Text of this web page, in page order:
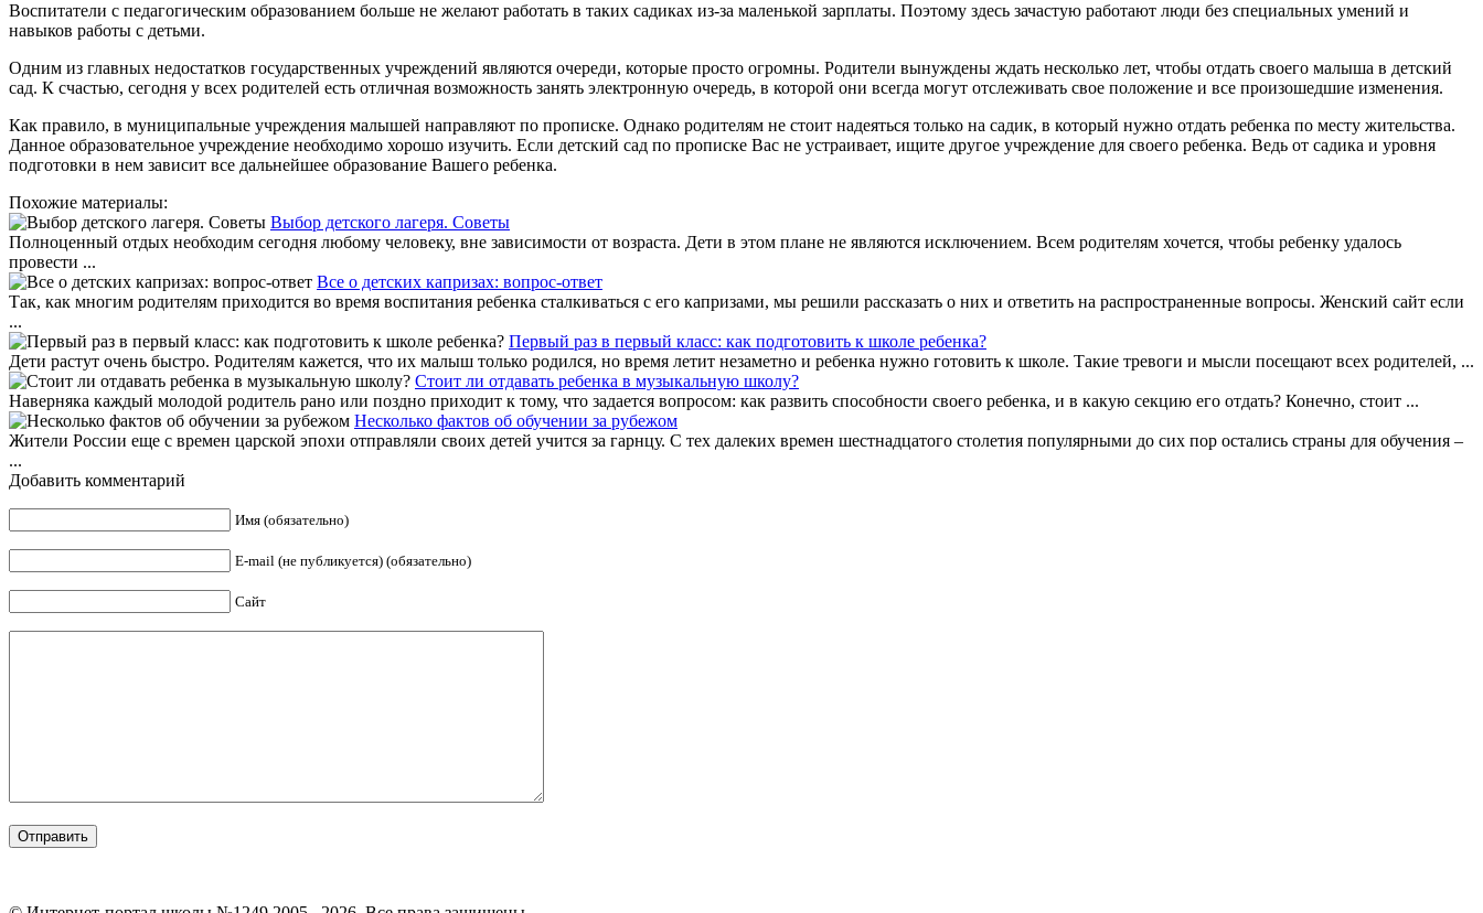
Воспитатели с педагогическим образованием больше не желают работать в таких садиках из-за маленькой зарплаты. Поэтому здесь зачастую работают люди без специальных умений и
навыков работы с детьми.
Одним из главных недостатков государственных учреждений являются очереди, которые просто огромны. Родители вынуждены ждать несколько лет, чтобы отдать своего малыша в детский
сад. К счастью, сегодня у всех родителей есть отличная возможность занять электронную очередь, в которой они всегда могут отслеживать свое положение и все произошедшие изменения.
Как правило, в муниципальные учреждения малышей направляют по прописке. Однако родителям не стоит надеяться только на садик, в который нужно отдать ребенка по месту жительства.
Данное образовательное учреждение необходимо хорошо изучить. Если детский сад по прописке Вас не устраивает, ищите другое учреждение для своего ребенка. Ведь от садика и уровня
подготовки в нем зависит все дальнейшее образование Вашего ребенка.
Похожие материалы:
Выбор детского лагеря. Советы
Полноценный отдых необходим сегодня любому человеку, вне зависимости от возраста. Дети в этом плане не являются исключением. Всем родителям хочется, чтобы ребенку удалось
провести ...
Все о детских капризах: вопрос-ответ
Так, как многим родителям приходится во время воспитания ребенка сталкиваться с его капризами, мы решили рассказать о них и ответить на распространенные вопросы. Женский сайт если
...
Первый раз в первый класс: как подготовить к школе ребенка?
Дети растут очень быстро. Родителям кажется, что их малыш только родился, но время летит незаметно и ребенка нужно готовить к школе. Такие тревоги и мысли посещают всех родителей, ...
Стоит ли отдавать ребенка в музыкальную школу?
Наверняка каждый молодой родитель рано или поздно приходит к тому, что задается вопросом: как развить способности своего ребенка, и в какую секцию его отдать? Конечно, стоит ...
Несколько фактов об обучении за рубежом
Жители России еще с времен царской эпохи отправляли своих детей учится за гарнцу. С тех далеких времен шестнадцатого столетия популярными до сих пор остались страны для обучения –
...
Добавить комментарий
Имя (обязательно)
E-mail (не публикуется) (обязательно)
Сайт